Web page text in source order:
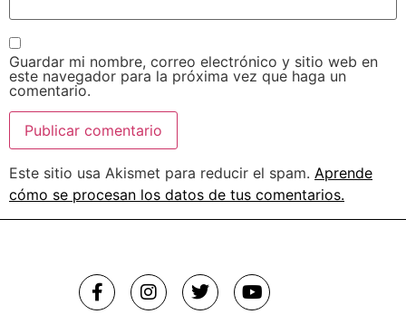
Guardar mi nombre, correo electrónico y sitio web en
este navegador para la próxima vez que haga un
comentario.
Este sitio usa Akismet para reducir el spam. Aprende
cómo se procesan los datos de tus comentarios.